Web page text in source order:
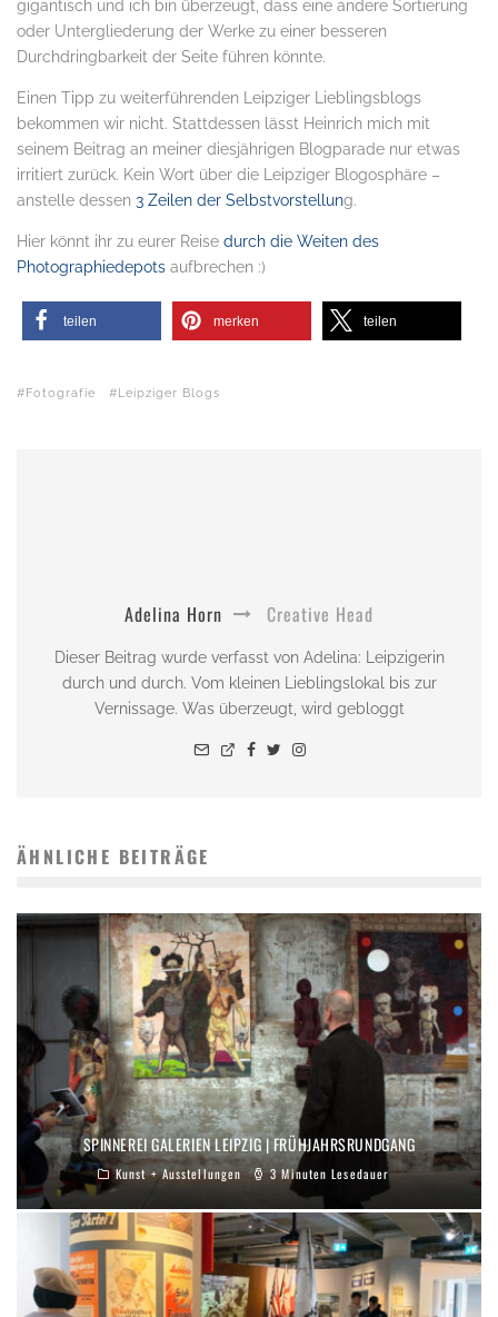
gigantisch und ich bin überzeugt, dass eine andere Sortierung
oder Untergliederung der Werke zu einer besseren
Durchdringbarkeit der Seite führen könnte.
Einen Tipp zu weiterführenden Leipziger Lieblingsblogs
bekommen wir nicht. Stattdessen lässt Heinrich mich mit
seinem Beitrag an meiner diesjährigen Blogparade nur etwas
irritiert zurück. Kein Wort über die Leipziger Blogosphäre –
anstelle dessen 3 Zeilen der Selbstvorstellung.
Hier könnt ihr zu eurer Reise durch die Weiten des
Photographiedepots aufbrechen :)
teilen merken teilen
Fotografie Leipziger Blogs
Adelina Horn Creative Head
Dieser Beitrag wurde verfasst von Adelina: Leipzigerin
durch und durch. Vom kleinen Lieblingslokal bis zur
Vernissage. Was überzeugt, wird gebloggt
ÄHNLICHE BEITRÄGE
SPINNEREI GALERIEN LEIPZIG | FRÜHJAHRSRUNDGANG
Kunst + Ausstellungen 3 Minuten Lesedauer